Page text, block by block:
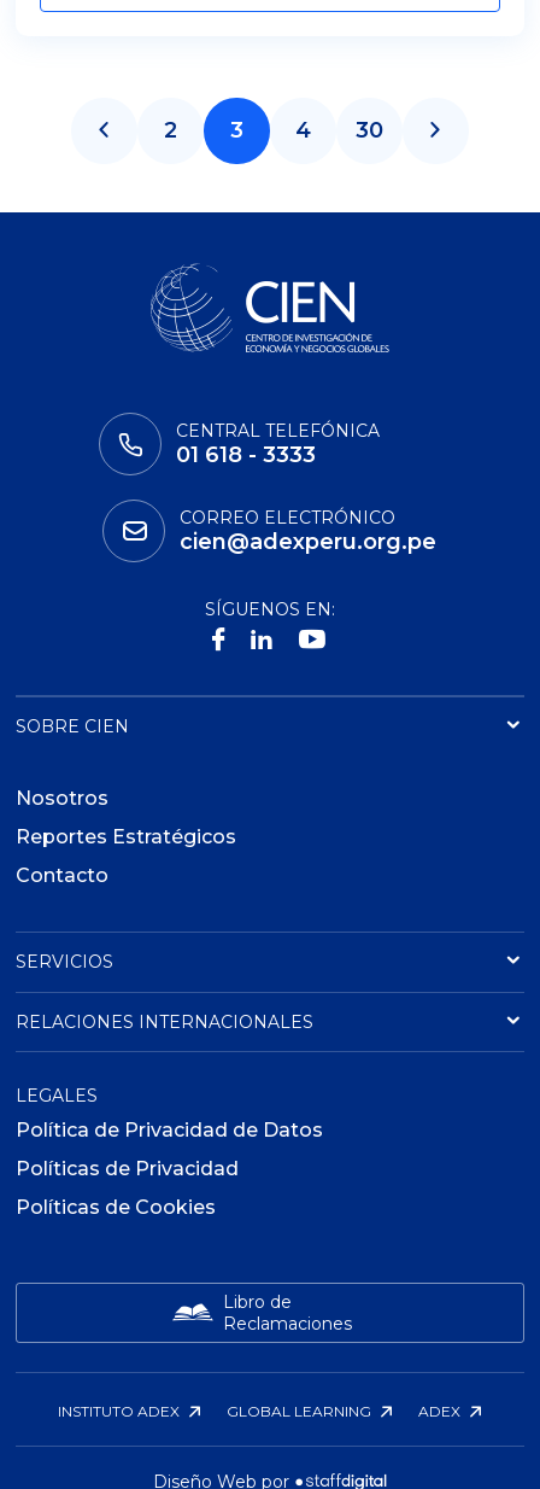
2 3 4 30
CENTRAL TELEFÓNICA
01 618 - 3333
CORREO ELECTRÓNICO
cien@adexperu.org.pe
SÍGUENOS EN:
SOBRE CIEN
Nosotros
Reportes Estratégicos
Contacto
SERVICIOS
RELACIONES INTERNACIONALES
LEGALES
Política de Privacidad de Datos
Políticas de Privacidad
Políticas de Cookies
Libro de
Reclamaciones
INSTITUTO ADEX GLOBAL LEARNING ADEX
Diseño Web por